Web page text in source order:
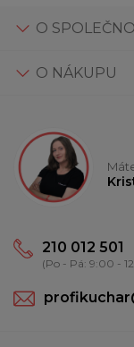
O
O NÁKUPU
210 012 501
(Po - Pá: 9:00 -